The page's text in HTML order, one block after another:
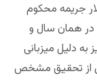
شناخته شدن، آن‌ها به پرداخت 100 دلار جریمه محکوم
است. در همان سال و
دلیل میزبانی
از تحقیق مشخص